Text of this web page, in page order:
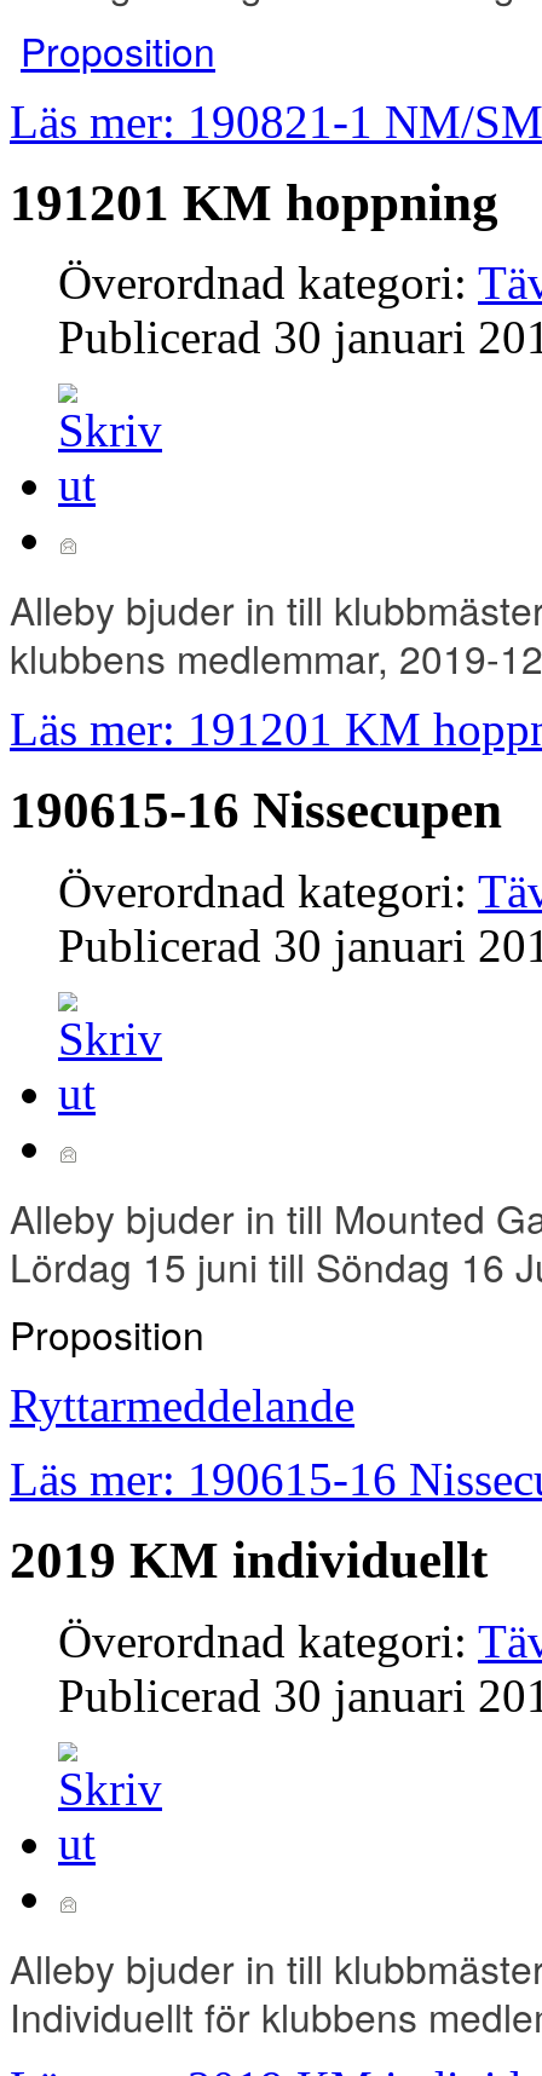
Proposition
Läs mer: 190821-1 NM/
191201 KM hoppning
Överordnad kategori:
Publicerad 30 januari
Alleby bjuder in till
klubbens medlemmar, 2019-
Läs mer: 191201 KM
190615-16 Nissecupen
Överordnad kategori:
Publicerad 30 januari
Alleby bjuder in till Mounted
Lördag 15 juni till Söndag 16
Proposition
Ryttarmeddelande
Läs mer: 190615-16
2019 KM individuellt
Överordnad kategori:
Publicerad 30 januari
Alleby bjuder in till
Individuellt för klubbens